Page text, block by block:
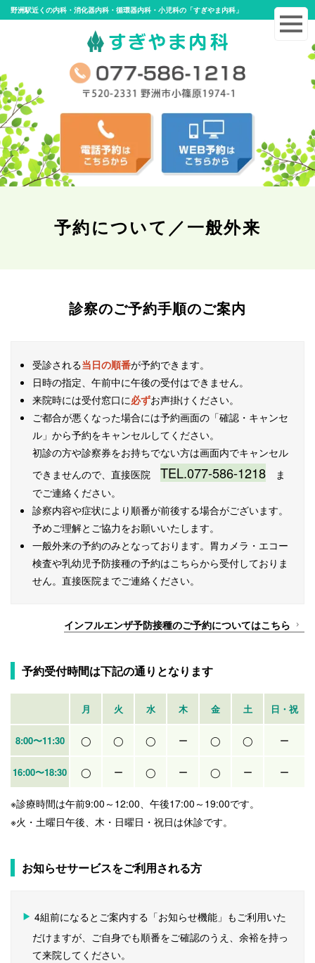
野洲駅近くの内科・消化器内科・循環器内科・小児科の「すぎやま内科」
予約について／一般外来
診察のご予約手順のご案内
受診される当日の順番が予約できます。
日時の指定、午前中に午後の受付はできません。
来院時には受付窓口に必ずお声掛けください。
ご都合が悪くなった場合には予約画面の「確認・キャンセ
ル」から予約をキャンセルしてください。
初診の方や診察券をお持ちでない方は画面内でキャンセル
できませんので、直接医院 TEL.077-586-1218 ま
でご連絡ください。
診察内容や症状により順番が前後する場合がございます。
予めご理解とご協力をお願いいたします。
一般外来の予約のみとなっております。胃カメラ・エコー
検査や乳幼児予防接種の予約はこちらから受付しておりま
せん。直接医院までご連絡ください。
インフルエンザ予防接種のご予約についてはこちら
予約受付時間は下記の通りとなります
月 火 水 木 金 土 日・祝
8:00〜11:30 ◯ ◯ ◯ ー ◯ ◯ ー
16:00〜18:30 ◯ ー ◯ ー ◯ ー ー
※診療時間は午前9:00～12:00、午後17:00～19:00です。
※火・土曜日午後、木・日曜日・祝日は休診です。
お知らせサービスをご利用される方
4組前になるとご案内する「お知らせ機能」もご利用いた
だけますが、ご自身でも順番をご確認のうえ、余裕を持っ
て来院してください。